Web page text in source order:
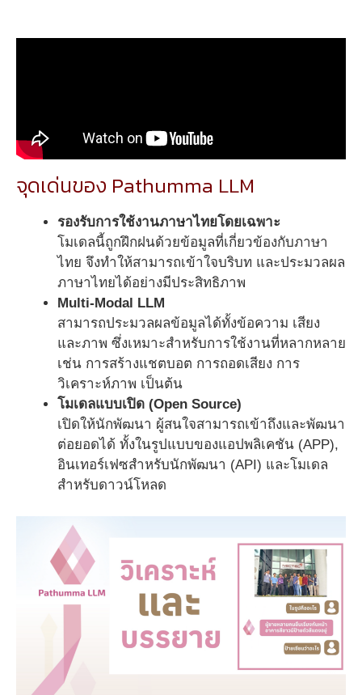
จุดเด่นของ Pathumma LLM
รองรับการใช้งานภาษาไทยโดยเฉพาะ
โมเดลนี้ถูกฝึกฝนด้วยข้อมูลที่เกี่ยวข้องกับภาษา
ไทย จึงทำให้สามารถเข้าใจบริบท และประมวลผล
ภาษาไทยได้อย่างมีประสิทธิภาพ
Multi-Modal LLM
สามารถประมวลผลข้อมูลได้ทั้งข้อความ เสียง
และภาพ ซึ่งเหมาะสำหรับการใช้งานที่หลากหลาย
เช่น การสร้างแชตบอต การถอดเสียง การ
วิเคราะห์ภาพ เป็นต้น
โมเดลแบบเปิด (Open Source)
เปิดให้นักพัฒนา ผู้สนใจสามารถเข้าถึงและพัฒนา
ต่อยอดได้ ทั้งในรูปแบบของแอปพลิเคชัน (APP),
อินเทอร์เฟซสำหรับนักพัฒนา (API) และโมเดล
สำหรับดาวน์โหลด